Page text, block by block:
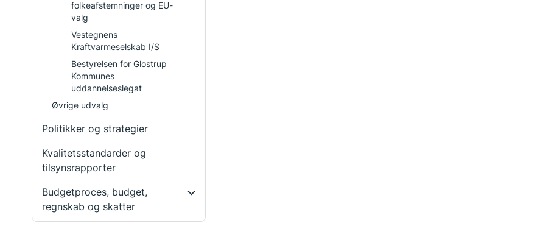
folkeafstemninger og EU-
valg
Vestegnens
Kraftvarmeselskab I/S
Bestyrelsen for Glostrup
Kommunes
uddannelseslegat
Øvrige udvalg
Politikker og strategier
Kvalitetsstandarder og
tilsynsrapporter
Budgetproces, budget,
regnskab og skatter